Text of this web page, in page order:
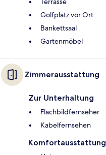
Golfplatz vor Ort
Bankettsaal
Gartenmöbel
Zimmerausstattung
Zur Unterhaltung
Flachbildfernseher
Kabelfernsehen
Komfortausstattung